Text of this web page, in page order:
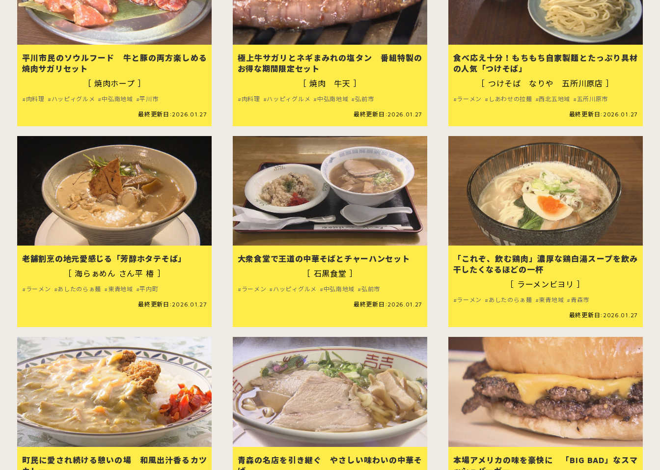
青森市 五所川原市 つがる市 弘前市 黒石市 平川市 むつ市 十和田市
すべてのエリアをみる
ホーム お問い合わせ 公式Instagram 公式X
平川市民のソウルフード 牛と豚の両方楽しめる
焼肉サガリセット
［ 焼肉ホープ ］
肉料理 ハッピィグルメ 中弘南地域 平川市
最終更新日:2026.01.27
極上牛サガリとネギまみれの塩タン 番組特製の
お得な期間限定セット
［ 焼肉 牛天 ］
肉料理 ハッピィグルメ 中弘南地域 弘前市
最終更新日:2026.01.27
食べ応え十分！もちもち自家製麺とたっぷり具材
の人気「つけそば」
［ つけそば なりや 五所川原店 ］
ラーメン しあわせの拉麺 西北五地域 五所川原市
最終更新日:2026.01.27
老舗割烹の地元愛感じる「芳醇ホタテそば」
［ 海らぁめん さん平 椿 ］
ラーメン あしたのらぁ麺 東青地域 平内町
最終更新日:2026.01.27
大衆食堂で王道の中華そばとチャーハンセット
［ 石黒食堂 ］
ラーメン ハッピィグルメ 中弘南地域 弘前市
最終更新日:2026.01.27
「これぞ、飲む鶏肉」濃厚な鶏白湯スープを飲み
干したくなるほどの一杯
［ ラーメンビヨリ ］
ラーメン あしたのらぁ麺 東青地域 青森市
最終更新日:2026.01.27
町民に愛され続ける憩いの場 和風出汁香るカツ
青森の名店を引き継ぐ やさしい味わいの中華そ
本場アメリカの味を豪快に 「BIG BAD」なスマ